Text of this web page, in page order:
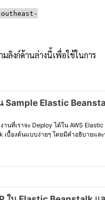
ลิงก์ด้านล่างนี้เพื่อใช้ในการ